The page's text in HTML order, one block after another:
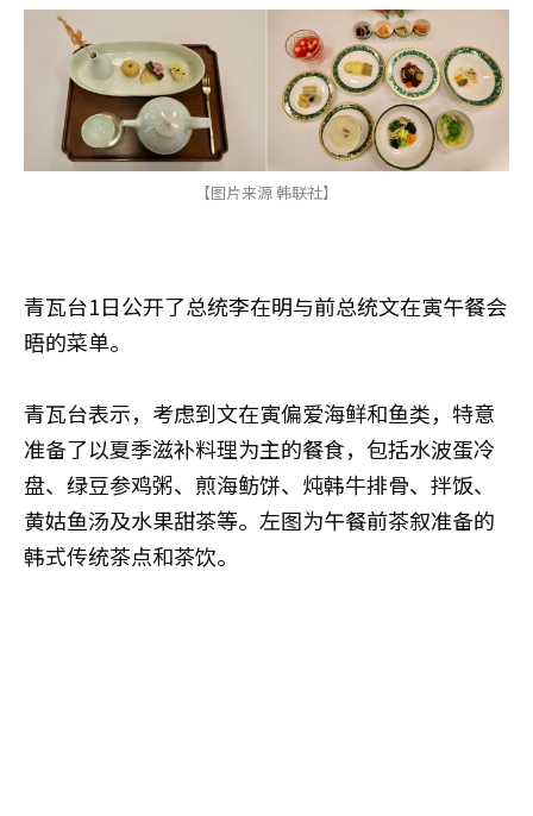
【图片来源 韩联社】
青瓦台1日公开了总统李在明与前总统文在寅午餐会
晤的菜单。
青瓦台表示，考虑到文在寅偏爱海鲜和鱼类，特意
准备了以夏季滋补料理为主的餐食，包括水波蛋冷
盘、绿豆参鸡粥、煎海鲂饼、炖韩牛排骨、拌饭、
黄姑鱼汤及水果甜茶等。左图为午餐前茶叙准备的
韩式传统茶点和茶饮。